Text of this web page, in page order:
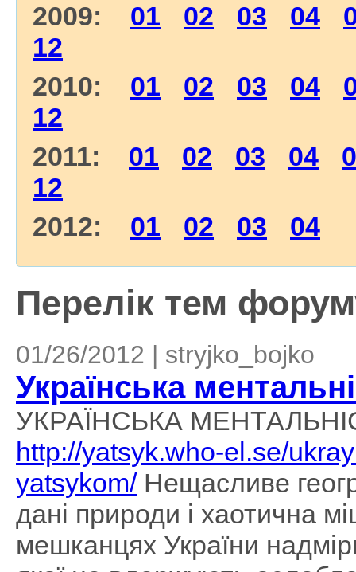
2009: 01 02 03 04
12
2010: 01 02 03 04
12
2011: 01 02 03 04
12
2012: 01 02 03 04
Перелік тем
01/26/2012 | stryjko_bojko
Українська
УКРАЇНСЬКА
http://yatsyk.who-el.se/
yatsykom/Нещасливе
дані природи і хаотична
мешканцях України